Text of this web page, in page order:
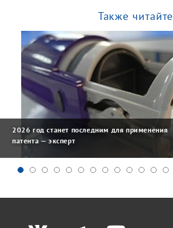
Также читайте
2026 год станет последним для применения
патента — эксперт